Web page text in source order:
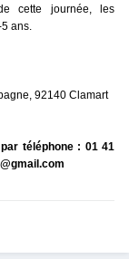
cette journée, les
ans.
92140 Clamart
téléphone : 01 41